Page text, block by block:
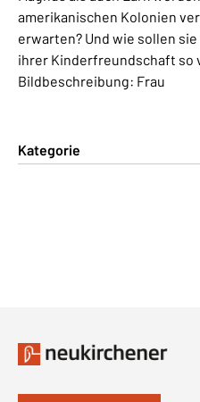
amerikanischen Kolonien
erwarten? Und wie sollen
ihrer Kinderfreundschaft so
Bildbeschreibung: Frau
Kategorie